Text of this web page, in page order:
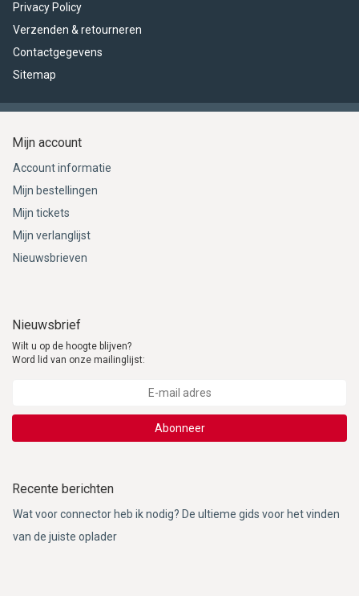
Privacy Policy
Verzenden & retourneren
Contactgegevens
Sitemap
Mijn account
Account informatie
Mijn bestellingen
Mijn tickets
Mijn verlanglijst
Nieuwsbrieven
Nieuwsbrief
Wilt u op de hoogte blijven?
Word lid van onze mailinglijst:
Abonneer
Recente berichten
Wat voor connector heb ik nodig? De ultieme gids voor het vinden
van de juiste oplader